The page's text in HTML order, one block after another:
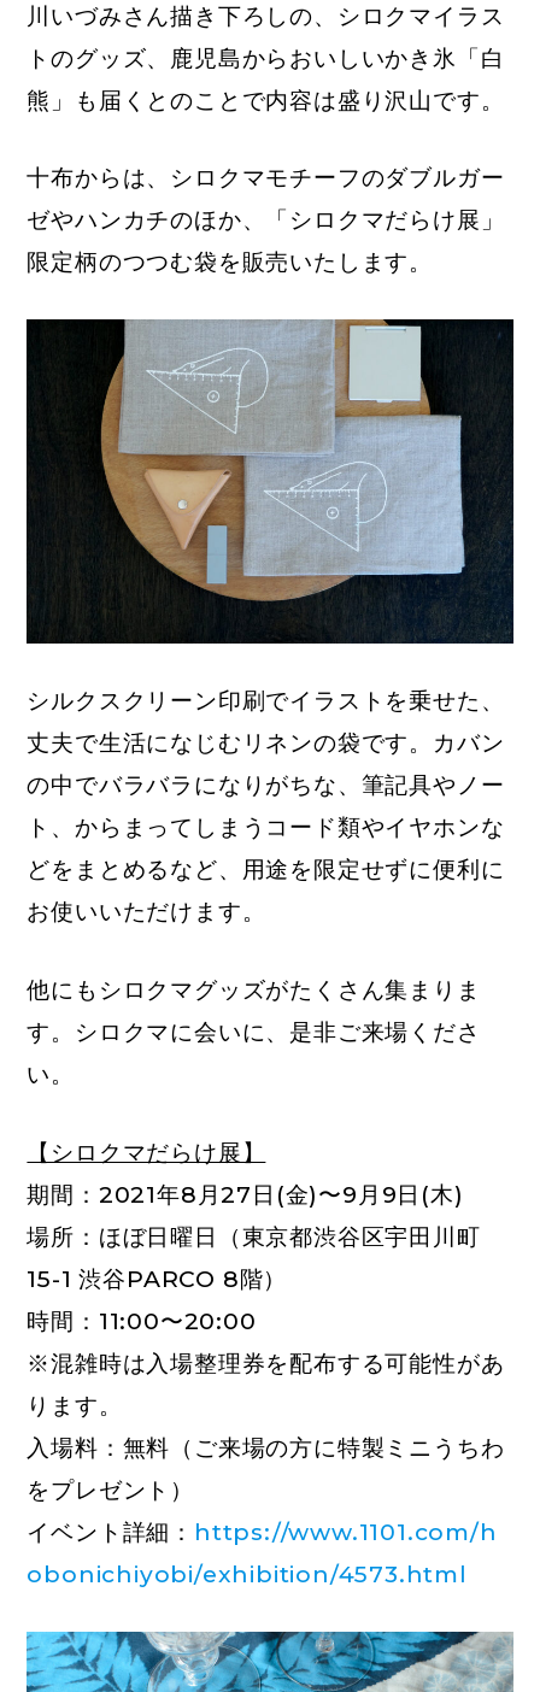
川いづみさん描き下ろしの、シロクマイラス
トのグッズ、鹿児島からおいしいかき氷「白
熊」も届くとのことで内容は盛り沢山です。
十布からは、シロクマモチーフのダブルガー
ゼやハンカチのほか、「シロクマだらけ展」
限定柄のつつむ袋を販売いたします。
シルクスクリーン印刷でイラストを乗せた、
丈夫で生活になじむリネンの袋です。カバン
の中でバラバラになりがちな、筆記具やノー
ト、からまってしまうコード類やイヤホンな
どをまとめるなど、用途を限定せずに便利に
お使いいただけます。
他にもシロクマグッズがたくさん集まりま
す。シロクマに会いに、是非ご来場くださ
い。
【シロクマだらけ展】
期間：2021年8月27日(金)〜9月9日(木)
場所：ほぼ日曜日（東京都渋谷区宇田川町
15-1 渋谷PARCO 8階）
時間：11:00〜20:00
※混雑時は入場整理券を配布する可能性があ
ります。
入場料：無料（ご来場の方に特製ミニうちわ
をプレゼント）
イベント 詳細： https://www.1101.com/h
obonichiyobi/exhibition/4573.html